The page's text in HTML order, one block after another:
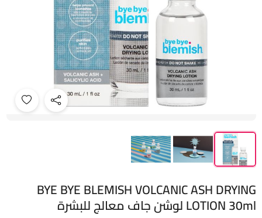
BYE BYE BLEMISH VOLCANIC ASH DRYING
LOTION 30ml لوشن جاف معالج للبشرة